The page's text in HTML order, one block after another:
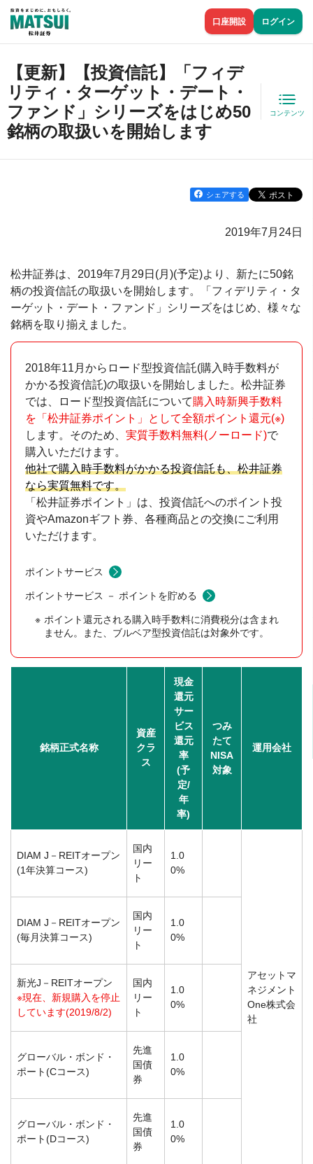
口座開設 ログイン
【更新】【投資信託】「フィデ
リティ・ターゲット・デート・
ファンド」シリーズをはじめ50
銘柄の取扱いを開始します
コンテンツ
シェアする
2019年7月24日
松井証券は、2019年7月29日(月)(予定)より、新たに50銘
柄の投資信託の取扱いを開始します。「フィデリティ・タ
ーゲット・デート・ファンド」シリーズをはじめ、様々な
銘柄を取り揃えました。
2018年11月からロード型投資信託(購入時手数料が
かかる投資信託)の取扱いを開始しました。松井証券
では、ロード型投資信託について購入時新興手数料
を「松井証券ポイント」として全額ポイント還元(※)
します。そのため、 実質手数料無料(ノーロード)で
購入いただけます。
他社で購入時手数料がかかる投資信託も、松井証券
なら実質無料です。
「松井証券ポイント」は、投資信託へのポイント投
資やAmazonギフト券、各種商品との交換にご利用
いただけます。
ポイントサービス
ポイントサービス － ポイントを貯める
ポイント還元される購入時手数料に消費税分は含まれ
ません。また、ブルベア型投資信託は対象外です。
銘柄正式名称
資産
クラ
ス
現金
還元
サー
ビス
還元
率
(予
定/
年
率)
つみ
たて
NISA
対象
運用会社
DIAM J－REITオープン
(1年決算コース)
国内
リー
ト
1.0
0%
アセットマ
ネジメント
One株式会
社
DIAM J－REITオープン
(毎月決算コース)
国内
リー
ト
1.0
0%
新光J－REITオープン
※現在、新規購入を停止
しています(2019/8/2)
国内
リー
ト
1.0
0%
グローバル・ボンド・
ポート(Cコース)
先進
国債
券
1.0
0%
グローバル・ボンド・
ポート(Dコース)
先進
国債
券
1.0
0%